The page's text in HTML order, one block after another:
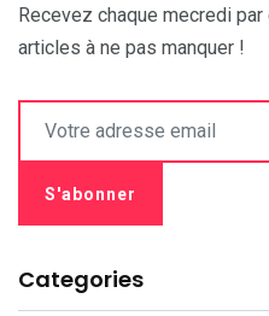
Recevez chaque mecredi
articles à ne pas manquer !
Categories